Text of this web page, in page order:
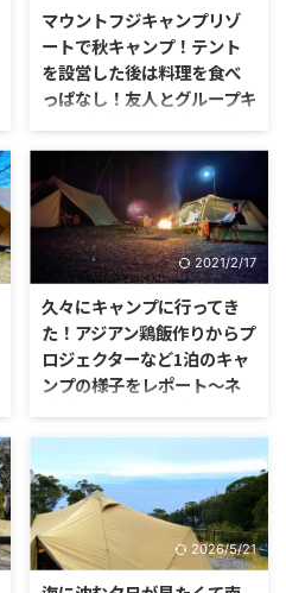
と思っていました。
マウントフジキャンプリゾ
ートで秋キャンプ！テント
を設営した後は料理を食べ
っぱなし！友人とグループキ
めてモーニンググローリー
TCを設営してきた〜
山梨県にあるマウントフジキャン
プリゾートに友達家族とキャンプ
に行ってきました。 このキャン
プ場、1つのサイトがメチャクチ
ャ広いんです。
2021/2/17
久々にキャンプに行ってき
た！アジアン鶏飯作りからプ
ロジェクターなど1泊のキャ
ンプの様子をレポート〜ネ
県を跨ぐ移動が解禁され、キャン
プに出かけている人も多いですよ
ね。 そんな僕も、なるべく近場
のキャンプ場にと思い、山梨県の
道志川沿いのネイチャーランド・
オムに行ってきました。
2026/5/21